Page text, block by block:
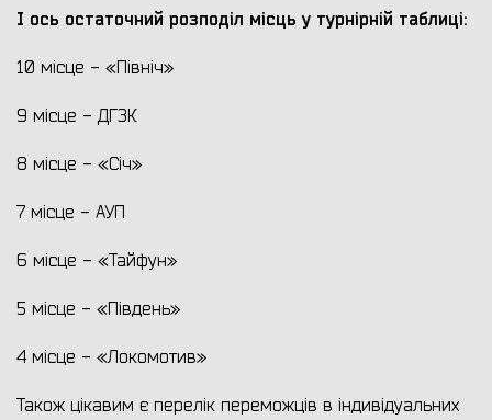
І ось остаточний розподіл місць у турнірній таблиці:
10 місце - «Північ»
9 місце - ДГЗК
8 місце - «Січ»
7 місце - АУП
6 місце - «Тайфун»
5 місце - «Південь»
4 місце - «Локомотив»
Також цікавим є перелік переможців в індивідуальних